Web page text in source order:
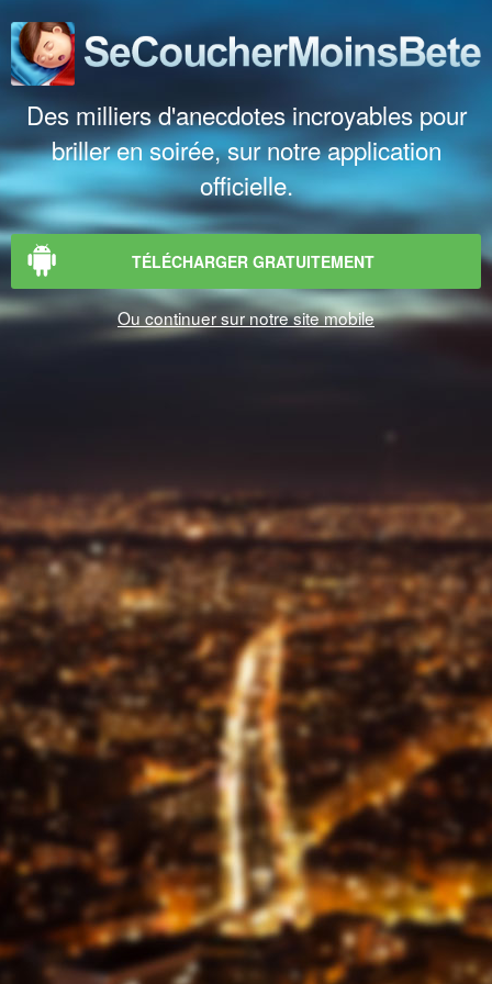
Des milliers d'anecdotes incroyables pour
briller en soirée, sur notre application
officielle.
TÉLÉCHARGER GRATUITEMENT
Ou continuer sur notre site mobile